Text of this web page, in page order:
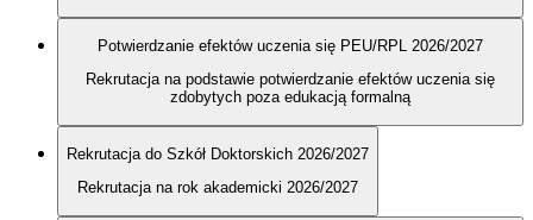
Potwierdzanie efektów uczenia się PEU/RPL 2026/2027
Rekrutacja na podstawie potwierdzanie efektów uczenia się
zdobytych poza edukacją formalną
Rekrutacja do Szkół Doktorskich 2026/2027
Rekrutacja na rok akademicki 2026/2027